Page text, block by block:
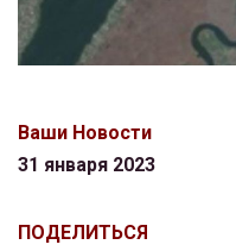
Ваши Новости
31 января 2023
ПОДЕЛИТЬСЯ